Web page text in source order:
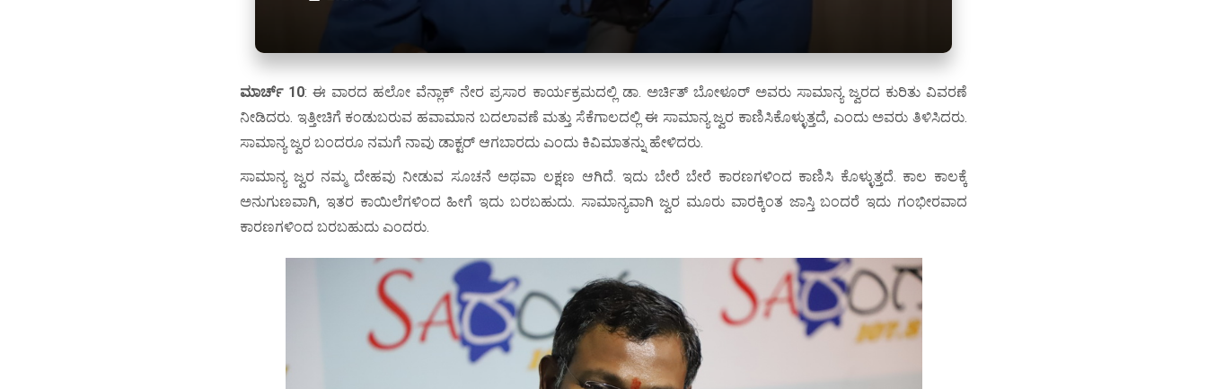
ಮಾರ್ಚ್ 10: ಈ ವಾರದ ಹಲೋ ವೆನ್ಲಾಕ್ ನೇರ ಪ್ರಸಾರ ಕಾರ್ಯಕ್ರಮದಲ್ಲಿ ಡಾ. ಅರ್ಚಿತ್ ಬೋಳೂರ್ ಅವರು ಸಾಮಾನ್ಯ ಜ್ವರದ ಕುರಿತು ವಿವರಣೆ
ನೀಡಿದರು. ಇತ್ತೀಚಿಗೆ ಕಂಡುಬರುವ ಹವಾಮಾನ ಬದಲಾವಣೆ ಮತ್ತು ಸೆಕೆಗಾಲದಲ್ಲಿ ಈ ಸಾಮಾನ್ಯ ಜ್ವರ ಕಾಣಿಸಿಕೊಳ್ಳುತ್ತದೆ, ಎಂದು ಅವರು ತಿಳಿಸಿದರು.
ಸಾಮಾನ್ಯ ಜ್ವರ ಬಂದರೂ ನಮಗೆ ನಾವು ಡಾಕ್ಟರ್ ಆಗಬಾರದು ಎಂದು ಕಿವಿಮಾತನ್ನು ಹೇಳಿದರು.
ಸಾಮಾನ್ಯ ಜ್ವರ ನಮ್ಮ ದೇಹವು ನೀಡುವ ಸೂಚನೆ ಅಥವಾ ಲಕ್ಷಣ ಆಗಿದೆ. ಇದು ಬೇರೆ ಬೇರೆ ಕಾರಣಗಳಿಂದ ಕಾಣಿಸಿ ಕೊಳ್ಳುತ್ತದೆ. ಕಾಲ ಕಾಲಕ್ಕೆ
ಅನುಗುಣವಾಗಿ, ಇತರ ಕಾಯಿಲೆಗಳಿಂದ ಹೀಗೆ ಇದು ಬರಬಹುದು. ಸಾಮಾನ್ಯವಾಗಿ ಜ್ವರ ಮೂರು ವಾರಕ್ಕಿಂತ ಜಾಸ್ತಿ ಬಂದರೆ ಇದು ಗಂಭೀರವಾದ
ಕಾರಣಗಳಿಂದ ಬರಬಹುದು ಎಂದರು.